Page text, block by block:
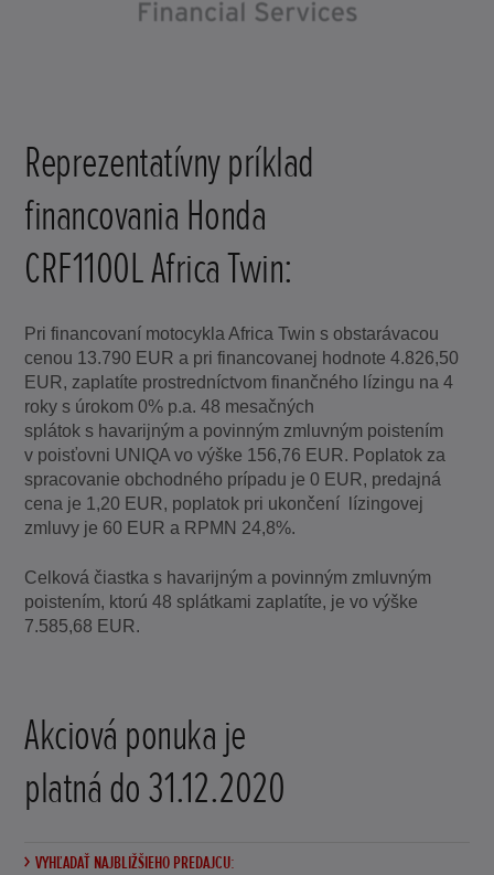
Reprezentatívny príklad
financovania Honda
CRF1100L Africa Twin:
Pri financovaní motocykla Africa Twin s obstarávacou
cenou 13.790 EUR a pri financovanej hodnote 4.826,50
EUR, zaplatíte prostredníctvom finančného lízingu na 4
roky s úrokom 0% p.a. 48 mesačných
splátok s havarijným a povinným zmluvným poistením
v poisťovni UNIQA vo výške 156,76 EUR. Poplatok za
spracovanie obchodného prípadu je 0 EUR, predajná
cena je 1,20 EUR, poplatok pri ukončení lízingovej
zmluvy je 60 EUR a RPMN 24,8%.
Celková čiastka s havarijným a povinným zmluvným
poistením, ktorú 48 splátkami zaplatíte, je vo výške
7.585,68 EUR.
Akciová ponuka je
platná do 31.12.2020
VYHĽADAŤ NAJBLIŽŠIEHO PREDAJCU: